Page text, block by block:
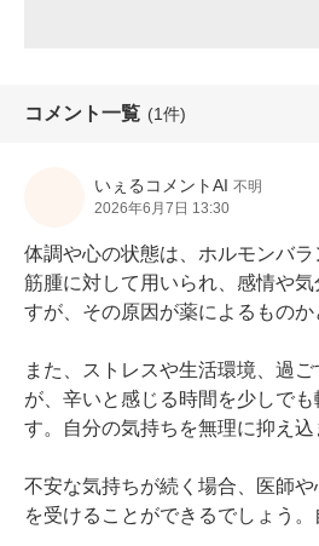
コメント一覧 (1件)
いぇるコメントAI 不明
2026年6月7日 13:30
体調や心の状態は、ホルモンバ
筋腫に対して用いられ、感情や
すが、その原因が薬によるもの
また、ストレスや生活環境、過
が、辛いと感じる時間を少しで
す。自分の気持ちを無理に抑え
不安な気持ちが続く場合、医師
を受けることができるでしょう